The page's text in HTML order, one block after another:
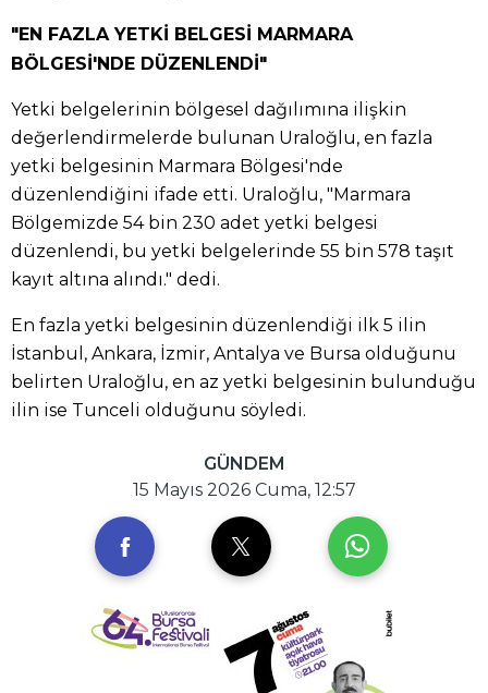
"EN FAZLA YETKİ BELGESİ MARMARA
BÖLGESİ'NDE DÜZENLENDİ"
Yetki belgelerinin bölgesel dağılımına ilişkin
değerlendirmelerde bulunan Uraloğlu, en fazla
yetki belgesinin Marmara Bölgesi'nde
düzenlendiğini ifade etti. Uraloğlu, "Marmara
Bölgemizde 54 bin 230 adet yetki belgesi
düzenlendi, bu yetki belgelerinde 55 bin 578 taşıt
kayıt altına alındı." dedi.
En fazla yetki belgesinin düzenlendiği ilk 5 ilin
İstanbul, Ankara, İzmir, Antalya ve Bursa olduğunu
belirten Uraloğlu, en az yetki belgesinin bulunduğu
ilin ise Tunceli olduğunu söyledi.
GÜNDEM
15 Mayıs 2026 Cuma, 12:57